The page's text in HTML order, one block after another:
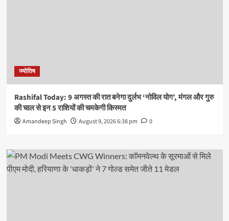
ज्योतिष
Rashifal Today: 9 अगस्त की रात बनेगा दुर्लभ ‘नोविल योग’, मंगल और गुरु
की चाल से इन 5 राशियों की चमकेगी किस्मत
Amandeep Singh August 9, 2026 6:38 pm 0